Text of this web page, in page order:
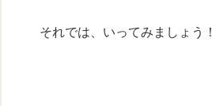
それでは、いってみましょう！